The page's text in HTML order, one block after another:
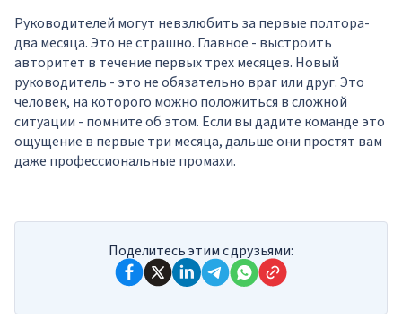
Руководителей могут невзлюбить за первые полтора-
два месяца. Это не страшно. Главное - выстроить
авторитет в течение первых трех месяцев. Новый
руководитель - это не обязательно враг или друг. Это
человек, на которого можно положиться в сложной
ситуации - помните об этом. Если вы дадите команде это
ощущение в первые три месяца, дальше они простят вам
даже профессиональные промахи.
Поделитесь этим с друзьями: